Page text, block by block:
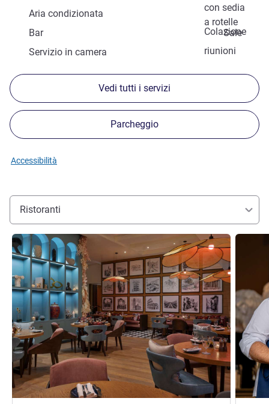
con sedia
a rotelle
Aria condizionata
Colazione
Bar
Sale
riunioni
Servizio in camera
Vedi tutti i servizi
Parcheggio
Accessibilità
Ristoranti
Visualizza dettagli